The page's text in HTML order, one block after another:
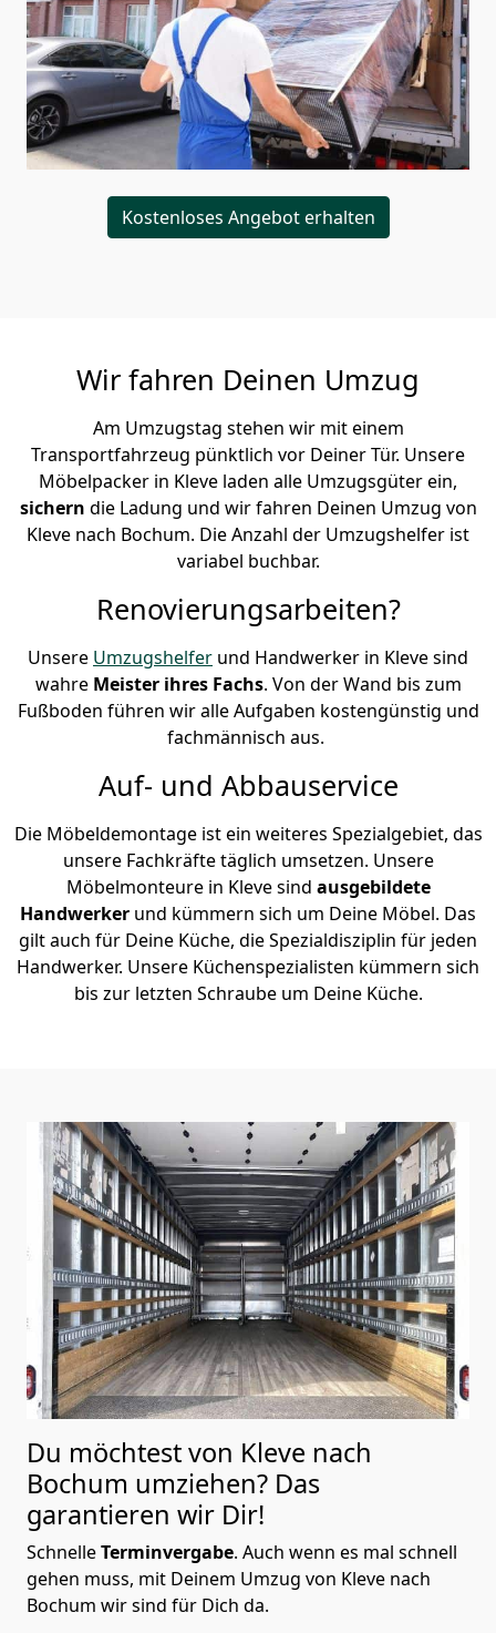
Kostenloses Angebot erhalten
Wir fahren Deinen Umzug
Am Umzugstag stehen wir mit einem
Transportfahrzeug pünktlich vor Deiner Tür. Unsere
Möbelpacker in Kleve laden alle Umzugsgüter ein,
sichern die Ladung und wir fahren Deinen Umzug von
Kleve nach Bochum. Die Anzahl der Umzugshelfer ist
variabel buchbar.
Renovierungsarbeiten?
Unsere Umzugshelfer und Handwerker in Kleve sind
wahre Meister ihres Fachs. Von der Wand bis zum
Fußboden führen wir alle Aufgaben kostengünstig und
fachmännisch aus.
Auf- und Abbauservice
Die Möbeldemontage ist ein weiteres Spezialgebiet, das
unsere Fachkräfte täglich umsetzen. Unsere
Möbelmonteure in Kleve sind ausgebildete
Handwerker und kümmern sich um Deine Möbel. Das
gilt auch für Deine Küche, die Spezialdisziplin für jeden
Handwerker. Unsere Küchenspezialisten kümmern sich
bis zur letzten Schraube um Deine Küche.
Du möchtest von Kleve nach
Bochum umziehen? Das
garantieren wir Dir!
SchnelleTerminvergabe. Auch wenn es mal schnell
gehen muss, mit Deinem Umzug von Kleve nach
Bochum wir sind für Dich da.